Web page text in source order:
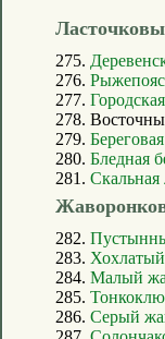
275.
276.
277.
278.
279.
280. Бледная
281. Скальная
282.
283.
284. Малый
285.
286. Серый